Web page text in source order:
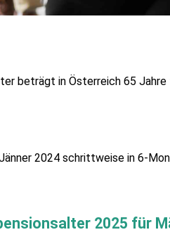
beträgt in Österreich 65 Jahre
2024 schrittweise in 6-
2025 für